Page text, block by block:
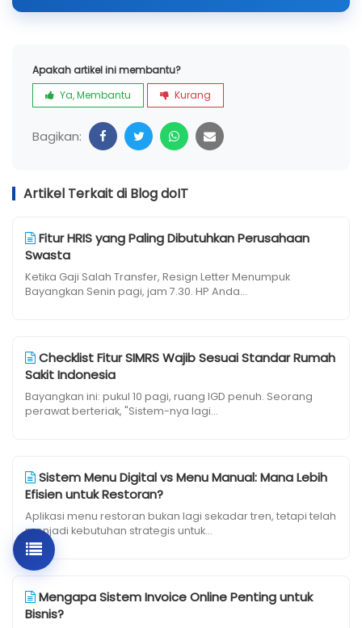
Apakah artikel ini membantu?
Ya, Membantu
Kurang
Bagikan:
Artikel Terkait di Blog doIT
Fitur HRIS yang Paling Dibutuhkan Perusahaan
Swasta
Ketika Gaji Salah Transfer, Resign Letter Menumpuk
Bayangkan Senin pagi, jam 7.30. HP Anda...
Checklist Fitur SIMRS Wajib Sesuai Standar Rumah
Sakit Indonesia
Bayangkan ini: pukul 10 pagi, ruang IGD penuh. Seorang
perawat berteriak, "Sistem-nya lagi...
Sistem Menu Digital vs Menu Manual: Mana Lebih
Efisien untuk Restoran?
Aplikasi menu restoran bukan lagi sekadar tren, tetapi telah
menjadi kebutuhan strategis untuk...
Mengapa Sistem Invoice Online Penting untuk
Bisnis?